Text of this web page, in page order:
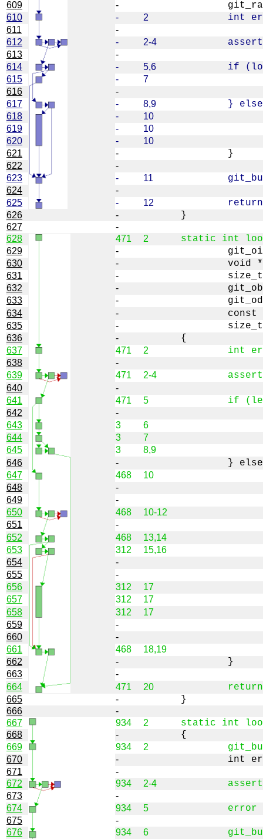
609
-
610
-
2
611
-
612
-
2-4
613
-
614
-
5,6
615
-
7
616
-
617
-
8,9
618
-
10
619
-
10
620
-
10
621
-
622
-
623
-
11
624
-
625
-
12
626
-
627
-
628
471
2
629
-
630
-
631
-
632
-
633
-
634
-
635
-
636
-
637 471
2
638
-
639
471
2-4
640
-
641
471
5
642
-
643
3
6
644
3
7
645
3
8,9
646
-
647
468
10
648
-
649
-
650
468
10-12
651
-
652
468
13,14
653
312
15,16
654
-
655
-
656
312
17
657
312
17
658
312
17
659
-
660
-
661
468
18,19
662
-
663
-
664
471
20
665
-
666
-
667
934
2
668
-
669 934
2
670
-
671
-
672
934
2-4
673
-
674
934
5
675
-
676
934 6